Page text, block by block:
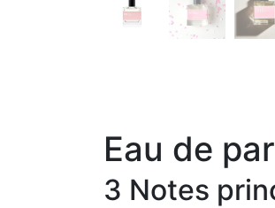
Eau de
3 Notes